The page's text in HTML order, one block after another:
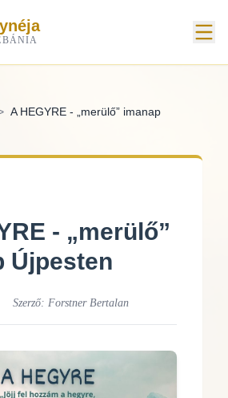
A HEGYRE - „merülő” imanap
- „merülő”
Újpesten
Szerző: Forstner Bertalan